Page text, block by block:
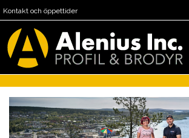
Kontakt och öppettider